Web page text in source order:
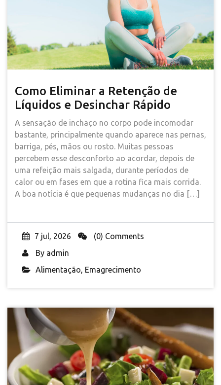
Como Eliminar a Retenção de
Líquidos e Desinchar Rápido
A sensação de inchaço no corpo pode incomodar
bastante, principalmente quando aparece nas pernas,
barriga, pés, mãos ou rosto. Muitas pessoas
percebem esse desconforto ao acordar, depois de
uma refeição mais salgada, durante períodos de
calor ou em fases em que a rotina fica mais corrida.
A boa notícia é que pequenas mudanças no dia […]
7 jul, 2026
(0) Comments
By admin
Alimentação, Emagrecimento